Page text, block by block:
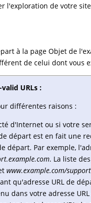
l'exploration de votre
à la page Objet de
de celui dont vous
URLs :
différentes raisons :
d'Internet ou si votre
départ est en fait une
départ. Par exemple,
. La liste
www.example.com/support
qu'adresse URL de
dans votre adresse